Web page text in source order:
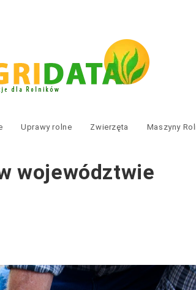
Uprawy rolne Zwierzęta Maszyny
województwie